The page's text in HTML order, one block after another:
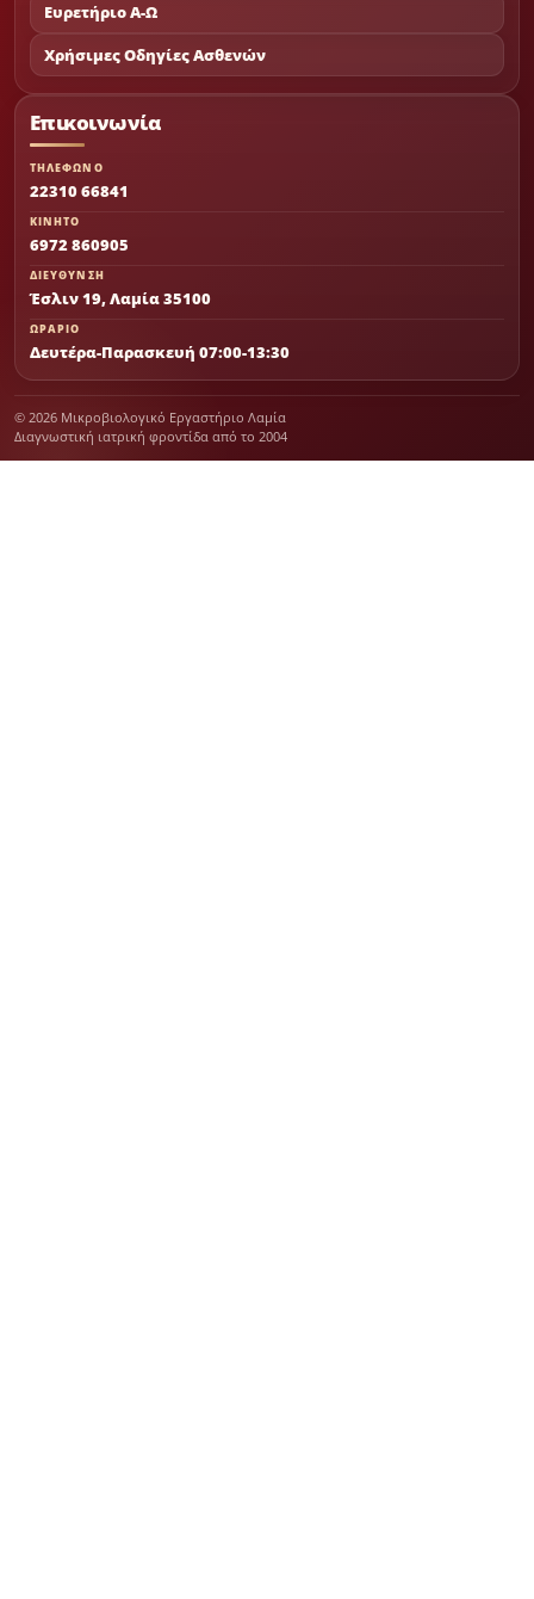
Ευρετήριο Α-Ω
Χρήσιμες Οδηγίες Ασθενών
Επικοινωνία
ΤΗΛΕΦΩΝΟ
22310 66841
ΚΙΝΗΤΟ
6972 860905
ΔΙΕΥΘΥΝΣΗ
Έσλιν 19, Λαμία 35100
ΩΡΑΡΙΟ
Δευτέρα-Παρασκευή 07:00-13:30
© 2026 Μικροβιολογικό Εργαστήριο Λαμία
Διαγνωστική ιατρική φροντίδα από το 2004